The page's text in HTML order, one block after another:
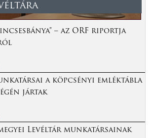
– az ORF riportja
a köpcsényi emléktábla
jártak
Levéltár munkatársainak